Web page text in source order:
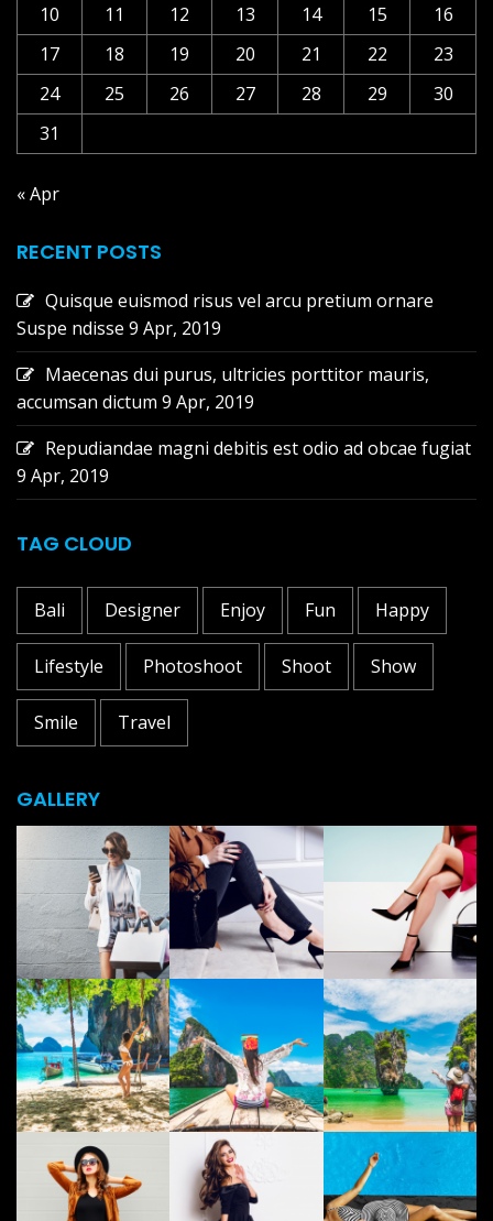
10
11 12 13 14 15
16
17
18 19 20 21 22
23
24
25 26 27 28 29
30
31
« Apr
RECENT POSTS
Quisque euismod risus vel arcu pretium ornare
Suspe ndisse 9 Apr, 2019
Maecenas dui purus, ultricies porttitor mauris,
accumsan dictum 9 Apr, 2019
Repudiandae magni debitis est odio ad obcae fugiat
9 Apr, 2019
TAG CLOUD
Bali Designer Enjoy Fun Happy
Lifestyle Photoshoot Shoot Show
Smile Travel
GALLERY